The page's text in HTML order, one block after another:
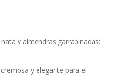
y almendras garrapiñadas:
y elegante para el